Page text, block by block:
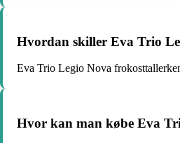
Hvordan skiller Eva Trio
Eva Trio Legio Nova
Hvor kan man købe Eva